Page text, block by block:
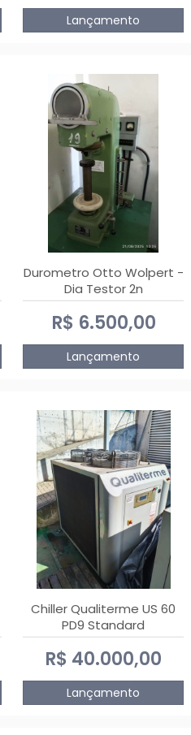
Lançamento
Durometro Otto Wolpert -
Dia Testor 2n
R$ 6.500,00
Lançamento
Chiller Qualiterme US 60
PD9 Standard
R$ 40.000,00
Lançamento